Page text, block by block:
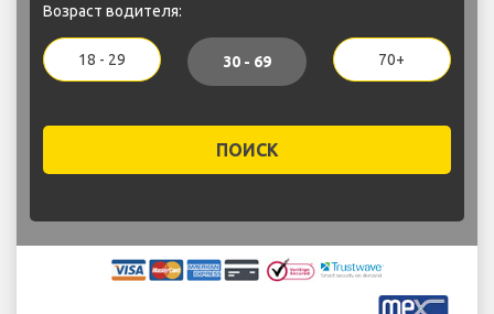
Возраст водителя:
18 - 29 30 - 69 70+
ПОИСК